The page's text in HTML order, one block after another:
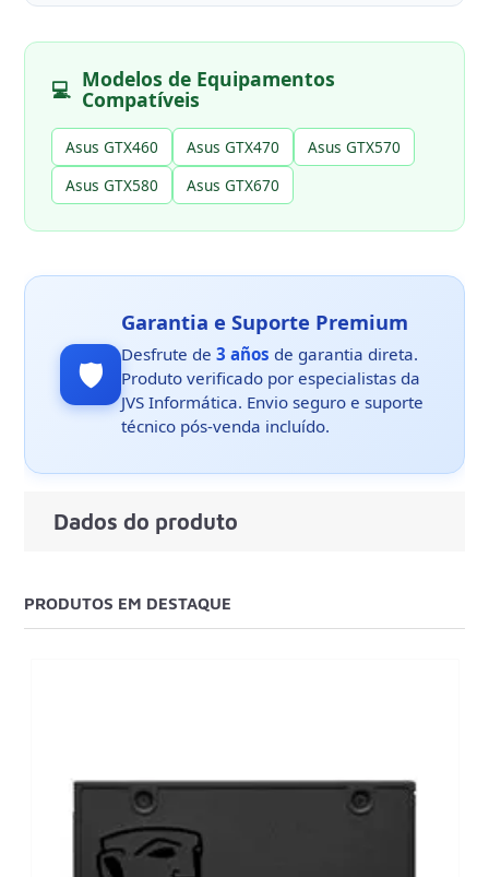
💻 Modelos de Equipamentos
Compatíveis
Asus GTX460 Asus GTX470
Asus GTX570
Asus GTX580
Asus GTX670
🛡️
Garantia e Suporte Premium
Desfrute de3 años de garantia direta.
Produto verificado por especialistas da
JVS Informática. Envio seguro e suporte
técnico pós-venda incluído.
Dados do produto
PRODUTOS EM DESTAQUE